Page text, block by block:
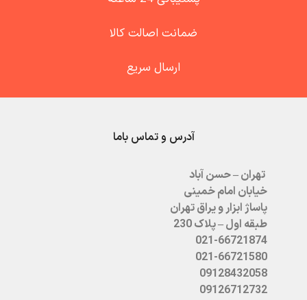
ضمانت اصالت کالا
ارسال سریع
آدرس و تماس باما
تهران – حسن آباد
خیابان امام خمینی
پاساژ ابزار و یراق تهران
طبقه اول – پلاک 230
021-66721874
021-66721580
09128432058
09126712732